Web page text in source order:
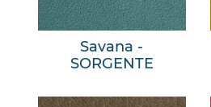
Savana -
SORGENTE